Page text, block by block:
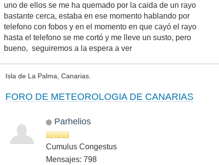
uno de ellos se me ha quemado por la caida de un rayo
bastante cerca, estaba en ese momento hablando por
telefono con fobos y en el momento en que cayó el rayo
hasta el telefono se me cortó y me lleve un susto, pero
bueno, seguiremos a la espera a ver
Isla de La Palma, Canarias.
FORO DE METEOROLOGIA DE CANARIAS
Parhelios
Cumulus Congestus
Mensajes: 798